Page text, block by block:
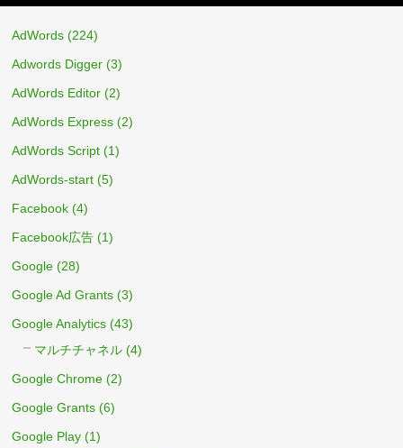
AdWords (224)
Adwords Digger (3)
AdWords Editor (2)
AdWords Express (2)
AdWords Script (1)
AdWords-start (5)
Facebook (4)
Facebook広告 (1)
Google (28)
Google Ad Grants (3)
Google Analytics (43)
マルチチャネル (4)
Google Chrome (2)
Google Grants (6)
Google Play (1)